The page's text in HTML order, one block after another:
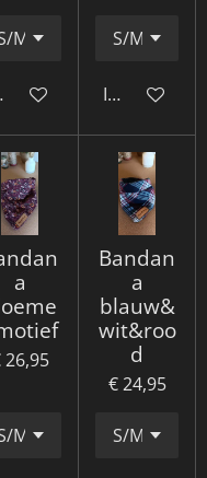
winkelwagenIn
a
26,95
Bandan
a
blauw&
wit&roo
d
€ 24,95